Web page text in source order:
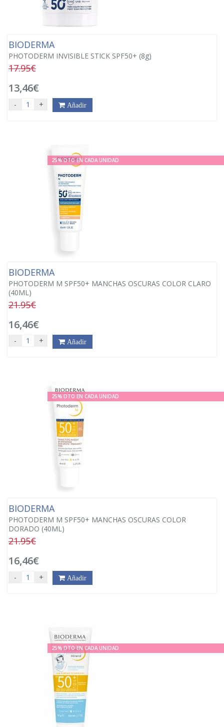
BIODERMA
PHOTODERM INVISIBLE STICK SPF50+ (8g)
17.95€
13,46€
- + Añadir
25% DTO EN CADA UNIDAD
BIODERMA
PHOTODERM M SPF50+ MANCHAS OSCURAS COLOR CLARO
(40ML)
21.95€
16,46€
- + Añadir
25% DTO EN CADA UNIDAD
BIODERMA
PHOTODERM M SPF50+ MANCHAS OSCURAS COLOR
DORADO (40ML)
21.95€
16,46€
- + Añadir
25% DTO EN CADA UNIDAD